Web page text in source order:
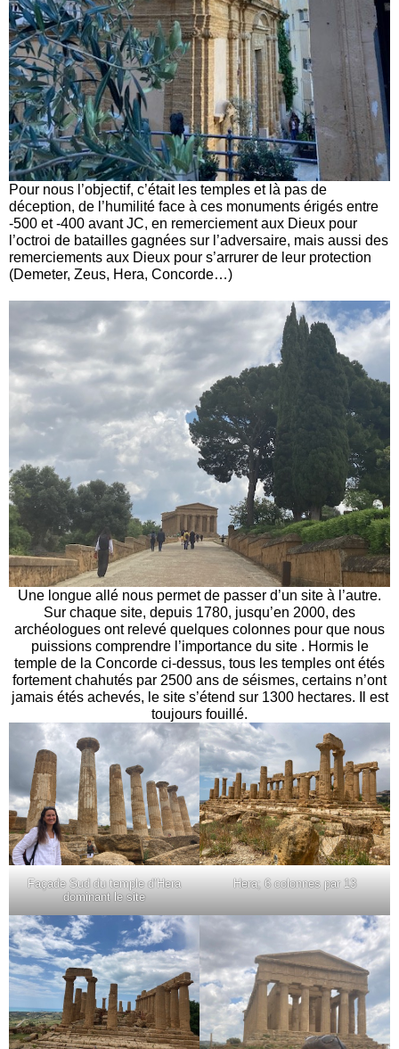
Pour nous l’objectif, c’était les temples et là pas de
déception, de l’humilité face à ces monuments érigés entre
-500 et -400 avant JC, en remerciement aux Dieux pour
l’octroi de batailles gagnées sur l’adversaire, mais aussi des
remerciements aux Dieux pour s’arrurer de leur protection
(Demeter, Zeus, Hera, Concorde…)
Une longue allé nous permet de passer d’un site à l’autre.
Sur chaque site, depuis 1780, jusqu’en 2000, des
archéologues ont relevé quelques colonnes pour que nous
puissions comprendre l’importance du site . Hormis le
temple de la Concorde ci-dessus, tous les temples ont étés
fortement chahutés par 2500 ans de séismes, certains n’ont
jamais étés achevés, le site s’étend sur 1300 hectares. Il est
toujours fouillé.
Façade Sud du temple d’Hera
dominant le site
Hera; 6 colonnes par 13